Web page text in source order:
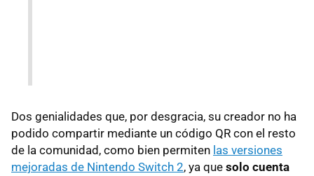
Dos genialidades que, por desgracia, su creador no ha
podido compartir mediante un código QR con el resto
de la comunidad, como bien permiten las versiones
mejoradas de Nintendo Switch 2, ya que solo cuenta